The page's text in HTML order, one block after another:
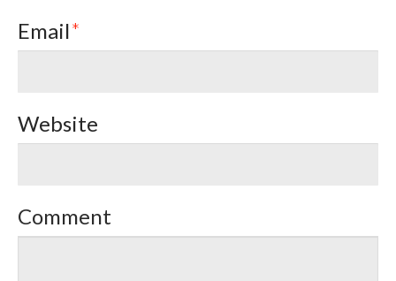
Email*
Website
Comment